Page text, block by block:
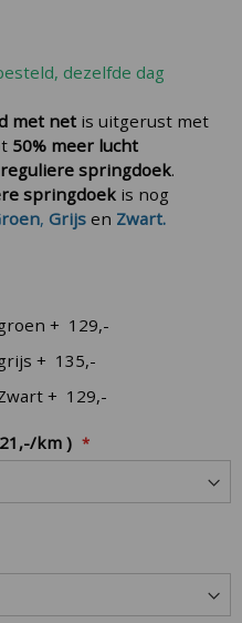
dezelfde dag
met net is uitgerust met
50% meer lucht
reguliere springdoek.
springdoek is nog
, Grijs en Zwart.
+ 129,-
+ 135,-
+ 129,-
km )